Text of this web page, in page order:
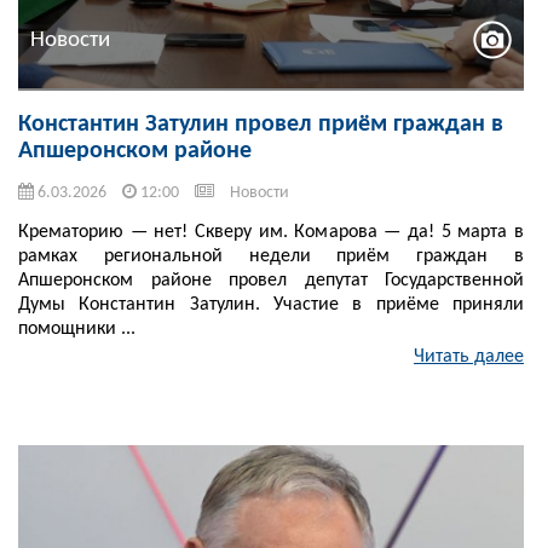
Новости
Константин Затулин провел приём граждан в
Апшеронском районе
6.03.2026 12:00 Новости
Крематорию — нет! Скверу им. Комарова — да! 5 марта в
рамках региональной недели приём граждан в
Апшеронском районе провел депутат Государственной
Думы Константин Затулин. Участие в приёме приняли
помощники ...
Читать далее